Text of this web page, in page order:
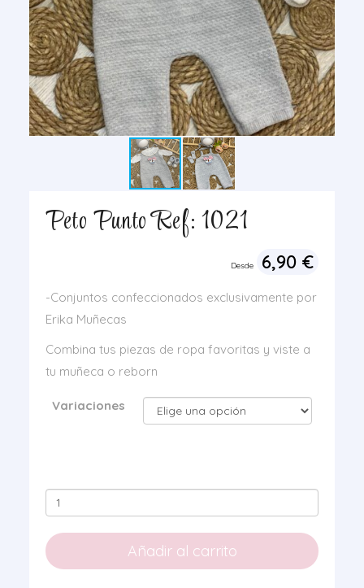
Peto Punto Ref: 1021
Desde 6,90 €
-Conjuntos confeccionados exclusivamente por
Erika Muñecas
Combina tus piezas de ropa favoritas y viste a
tu muñeca o reborn
Variaciones
Peto
Punto
Ref:
1021
Añadir al carrito